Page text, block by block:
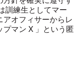
訓練生としてマー
オフィサーからレ
マン X 」という匿